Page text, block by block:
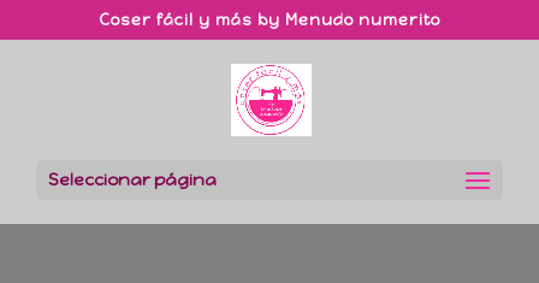
Coser fácil y más by Menudo numerito
Seleccionar página